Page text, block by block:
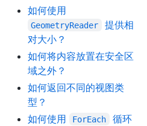
如何使用
GeometryReader
提供相
对大小？
如何将内容放置在安全区
域之外？
如何返回不同的视图类
型？
如何使用
ForEach
循环